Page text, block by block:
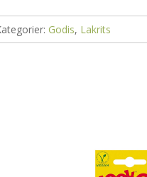
Godis, Lakrits